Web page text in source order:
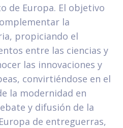
de Europa. El objetivo
la
propiciando el
entre las ciencias y
las innovaciones y
convirtiéndose en el
la modernidad en
y difusión de la
de entreguerras,